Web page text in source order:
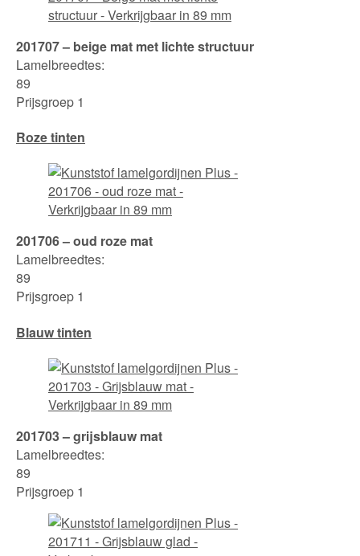
201707 – beige mat met lichte structuur
Lamelbreedtes:
89
Prijsgroep 1
Roze tinten
201706 – oud roze mat
Lamelbreedtes:
89
Prijsgroep 1
Blauw tinten
201703 – grijsblauw mat
Lamelbreedtes:
89
Prijsgroep 1